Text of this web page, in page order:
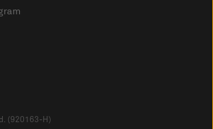
(920163-H)